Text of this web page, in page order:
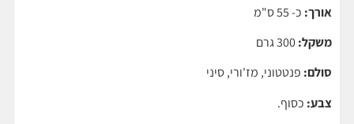
אורך: כ- 55 ס"מ
משקל:
סולם: פנטטוני, מז'ורי, סיני
צבע: כסוף.